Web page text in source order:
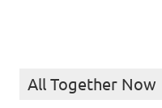
All Together Now